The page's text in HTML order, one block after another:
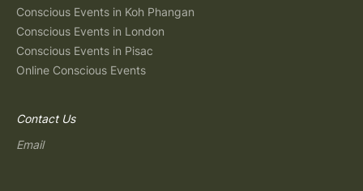
Conscious Events in Koh Phangan
Conscious Events in London
Conscious Events in Pisac
Online Conscious Events
Contact Us
Email